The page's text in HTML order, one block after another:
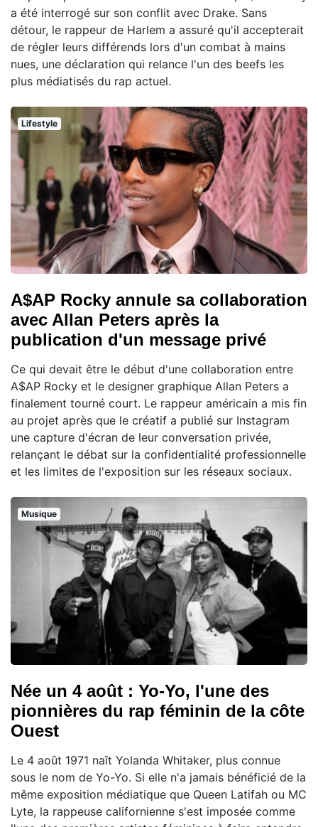
a été interrogé sur son conflit avec Drake. Sans
détour, le rappeur de Harlem a assuré qu'il accepterait
de régler leurs différends lors d'un combat à mains
nues, une déclaration qui relance l'un des beefs les
plus médiatisés du rap actuel.
Lifestyle
A$AP Rocky annule sa collaboration
avec Allan Peters après la
publication d'un message privé
Ce qui devait être le début d'une collaboration entre
A$AP Rocky et le designer graphique Allan Peters a
finalement tourné court. Le rappeur américain a mis fin
au projet après que le créatif a publié sur Instagram
une capture d'écran de leur conversation privée,
relançant le débat sur la confidentialité professionnelle
et les limites de l'exposition sur les réseaux sociaux.
Musique
Née un 4 août : Yo-Yo, l'une des
pionnières du rap féminin de la côte
Ouest
Le 4 août 1971 naît Yolanda Whitaker, plus connue
sous le nom de Yo-Yo. Si elle n'a jamais bénéficié de la
même exposition médiatique que Queen Latifah ou MC
Lyte, la rappeuse californienne s'est imposée comme